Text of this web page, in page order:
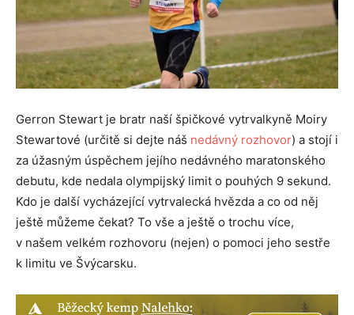
Gerron Stewart je bratr naší špičkové vytrvalkyně Moiry
Stewartové (určitě si dejte náš nedávný rozhovor) a stojí i
za úžasným úspěchem jejího nedávného maratonského
debutu, kde nedala olympijský limit o pouhých 9 sekund.
Kdo je další vycházející vytrvalecká hvězda a co od něj
ještě můžeme čekat? To vše a ještě o trochu více,
v našem velkém rozhovoru (nejen) o pomoci jeho sestře
k limitu ve Švýcarsku.